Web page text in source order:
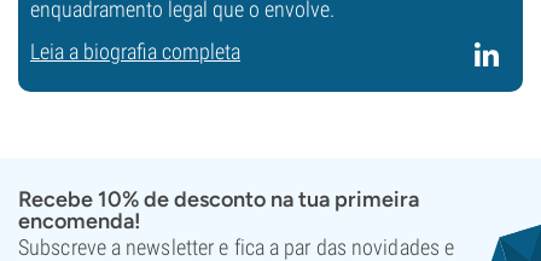
enquadramento legal que o envolve.
Leia a biografia completa
Recebe 10% de desconto na tua primeira
encomenda!
Subscreve a newsletter e fica a par das novidades e